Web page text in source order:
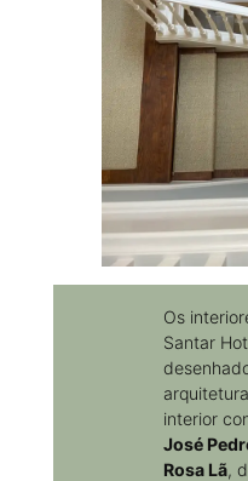
Os
Santar
interior
José
Rosa Lã,